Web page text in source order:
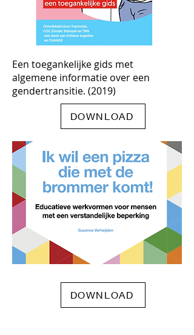
EDUCATIEVE WERKVORMEN
DOWNLOAD
Een toegankelijke gids met
algemene informatie over een
gendertransitie. (2019)
DOWNLOAD